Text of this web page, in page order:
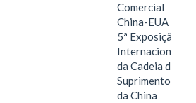
Comercial
China-EUA e a
5ª Exposição
Internacional
da Cadeia de
Suprimentos
da China